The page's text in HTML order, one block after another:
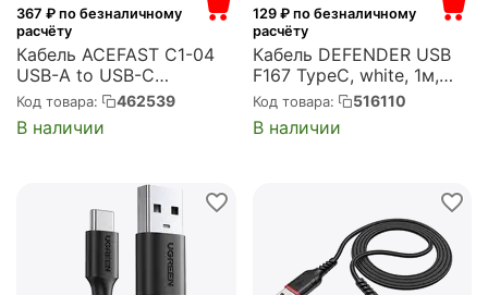
367 ₽ по безналичному
расчёту
Кабель ACEFAST C1-04
USB-A to USB-C
aluminum alloy charging
data cable. Цвет: черный
(AF-C1-04-BK)
Код товара: 462539
В наличии
129₽ по безналичному
расчёту
Кабель DEFENDER USB
F167 TypeC, white, 1м,
2.4А, ткань, пакет
(87103WHI)
Код товара: 516110
В наличии